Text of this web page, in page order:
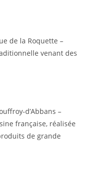
de la Roquette –
venant des
d’Abbans –
française, réalisée
de grande